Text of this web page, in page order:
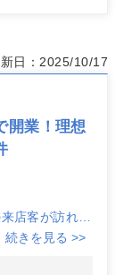
日：2025/10/17
開業！理想
店客が訪れる
クリニック開
続きを見る >>